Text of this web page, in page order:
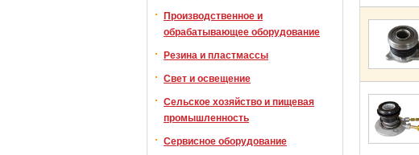
Производственное и
обрабатывающее оборудование
Резина и пластмассы
Свет и освещение
Сельское хозяйство и пищевая
промышленность
Сервисное оборудование